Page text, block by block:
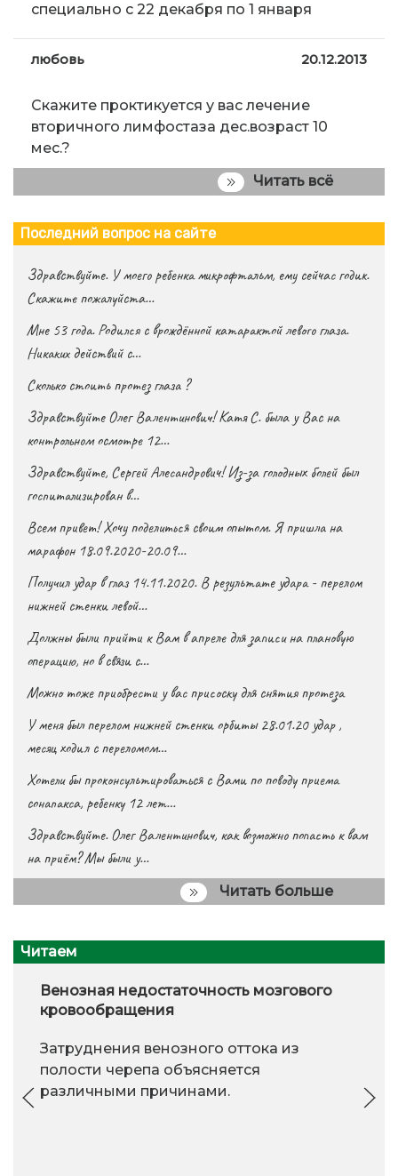
специально с 22 декабря по 1 января
любовь 20.12.2013
Скажите проктикуется у вас лечение
вторичного лимфостаза дес.возраст 10
мес.?
Читать всё
Последний вопрос на сайте
Здравствуйте. У моего ребенка микрофтальм, ему сейчас годик.
Скажите пожалуйста…
Мне 53 года. Родился с врождённой катарактой левого глаза.
Никаких действий с…
Сколько стоить протез глаза ?
Здравствуйте Олег Валентинович! Катя С. была у Вас на
контрольном осмотре 12…
Здравствуйте, Сергей Алесандрович! Из-за голодных болей был
госпитализирован в…
Всем привет! Хочу поделиться своим опытом. Я пришла на
марафон 18.09.2020-20.09…
Получил удар в глаз 14.11.2020. В результате удара - перелом
нижней стенки левой…
Должны были прийти к Вам в апреле для записи на плановую
операцию, но в связи с…
Можно тоже приобрести у вас присоску для снятия протеза
У меня был перелом нижней стенки орбиты 28.01.20 удар ,
месяц ходил с переломом…
Хотели бы проконсультироваться с Вами по поводу приема
сонапакса, ребенку 12 лет…
Здравствуйте. Олег Валентинович, как возможно попасть к вам
на приём? Мы были у…
Читать больше
Читаем
Венозная недостаточность мозгового
кровообращения
Затруднения венозного оттока из
полости черепа объясняется
различными причинами.